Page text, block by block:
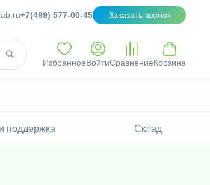
+7(499) 577-00-45 Заказать звонок
ИзбранноеВойтиСравнениеКорзина
поддержка Склад